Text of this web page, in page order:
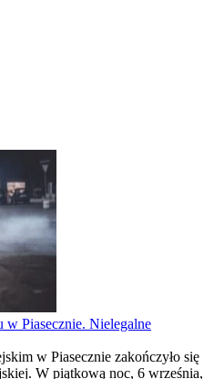
w Piasecznie. Nielegalne
w Piasecznie zakończyło się
W piątkową noc, 6 września,